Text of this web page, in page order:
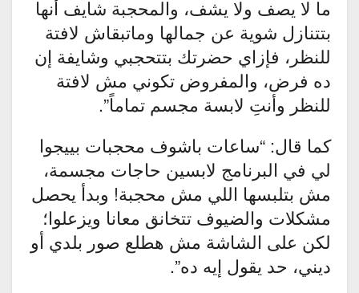
ما لا يصف ولا يشف، والمحجبة شايف أنها
بتتنازل شوية عن جمالها وماتبقاش لافتة
للنظر، فإزاي حضرتك بتتحجبي وشايفة إن
ده فرض، والمفروض تكوني مش لافتة
للنظر وأنتِ لابسة مجسم تماماً”.
كما قال: “ساعات باشوف محجبات بييجوا
لي في البرنامج لابسين حاجات مجسمة،
مش بتلبسها اللي مش محجبة! وبدأ يحصل
مشكلات والضيوف تتخانق معانا ويزعلوا؛
لكن على الشاشة مش هطلع صور بلدي أو
ديني، حد يقول إيه ده”.